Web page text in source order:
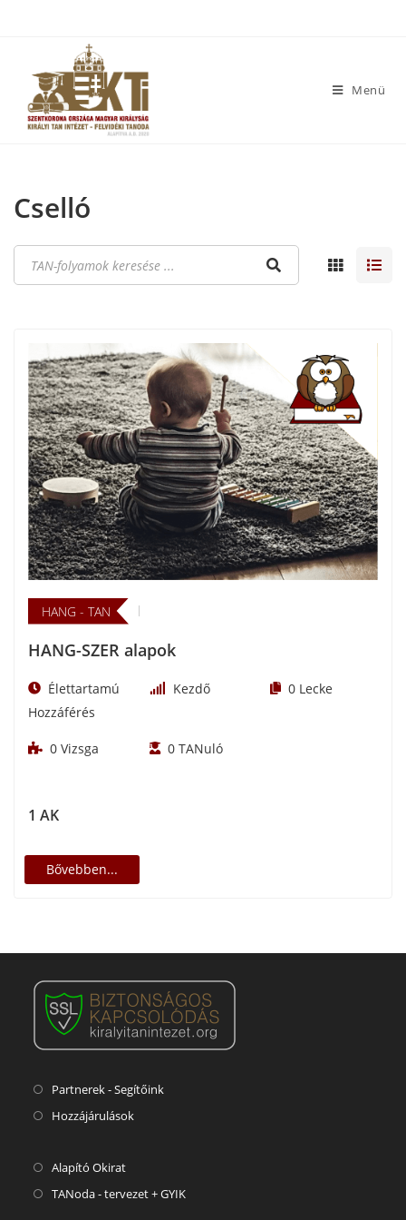
Menü
Cselló
HANG - TAN
HANG-SZER alapok
Élettartamú
Hozzáférés
Kezdő 0 Lecke
0 Vizsga 0TANuló
1 AK
Bővebben...
Partnerek - Segítőink
Hozzájárulások
Alapító Okirat
TANoda - tervezet + GYIK